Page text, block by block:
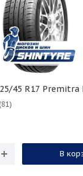
225/45 R17
В